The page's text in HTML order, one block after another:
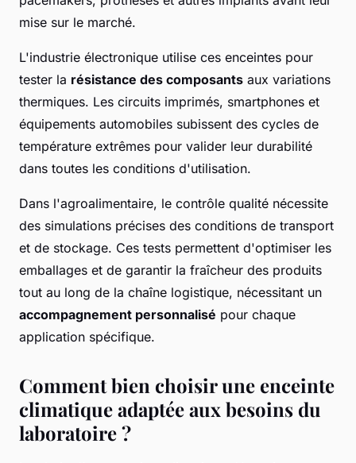
mise sur le marché.
L'industrie électronique utilise ces enceintes pour
tester la résistance des composants aux variations
thermiques. Les circuits imprimés, smartphones et
équipements automobiles subissent des cycles de
température extrêmes pour valider leur durabilité
dans toutes les conditions d'utilisation.
Dans l'agroalimentaire, le contrôle qualité nécessite
des simulations précises des conditions de transport
et de stockage. Ces tests permettent d'optimiser les
emballages et de garantir la fraîcheur des produits
tout au long de la chaîne logistique, nécessitant un
accompagnement personnalisé pour chaque
application spécifique.
Comment bien choisir une enceinte
climatique adaptée aux besoins du
laboratoire ?